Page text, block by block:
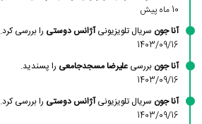
10 ماه پیش
آنا جون سریال تلویزیونیآژانس دوستی را بررسی کرد.
1403/09/16
آنا جون بررسی علیرضا مسجدجامعی را پسندید.
1403/09/16
آنا جون سریال تلویزیونیآژانس دوستی را بررسی کرد.
1403/09/16